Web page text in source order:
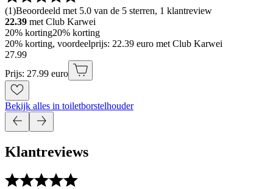
(1)Beoordeeld met 5.0 van de 5 sterren, 1 klantreview
22.39 met Club Karwei
20% korting20% korting
20% korting, voordeelprijs: 22.39 euro met Club Karwei
27.99
Prijs: 27.99 euro
Bekijk alles in toiletborstelhouder
Klantreviews